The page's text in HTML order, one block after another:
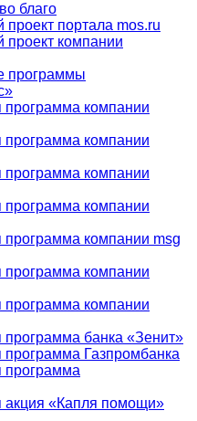
благо
проект портала mos.ru
проект компании
программы
программа компании
программа компании
программа компании
программа компании
программа компании msg
программа компании
программа компании
программа банка «Зенит»
программа Газпромбанка
программа
акция «Капля помощи»